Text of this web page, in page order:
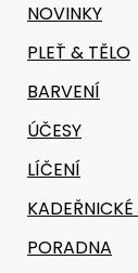
NOVINKY
PLEŤ & TĚLO
BARVENÍ
ÚČESY
LÍČENÍ
PORADNA